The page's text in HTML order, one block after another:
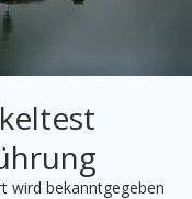
wird bekanntgegeben